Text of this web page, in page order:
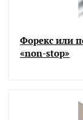
Форекс или
«non-stop»